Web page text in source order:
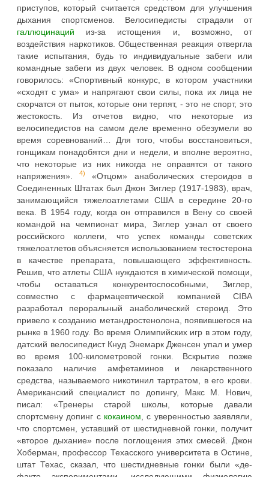
приступов, который считается средством для улучшения
дыхания спортсменов. Велосипедисты страдали от
галлюцинаций из-за истощения и, возможно, от
воздействия наркотиков. Общественная реакция отвергла
такие испытания, будь то индивидуальные забеги или
командные забеги из двух человек. В одном сообщении
говорилось: «Спортивный конкурс, в котором участники
«сходят с ума» и напрягают свои силы, пока их лица не
скорчатся от пыток, которые они терпят, - это не спорт, это
жестокость. Из отчетов видно, что некоторые из
велосипедистов на самом деле временно обезумели во
время соревнований… Для того, чтобы восстановиться,
гонщикам понадобятся дни и недели, и вполне вероятно,
что некоторые из них никогда не оправятся от такого
напряжения».4)
«Отцом» анаболических стероидов в
Соединенных Штатах был Джон Зиглер (1917-1983), врач,
занимающийся тяжелоатлетами США в середине 20-го
века. В 1954 году, когда он отправился в Вену со своей
командой на чемпионат мира, Зиглер узнал от своего
российского коллеги, что успех команды советских
тяжелоатлетов объясняется использованием тестостерона
в качестве препарата, повышающего эффективность.
Решив, что атлеты США нуждаются в химической помощи,
чтобы оставаться конкурентоспособными, Зиглер,
совместно с фармацевтической компанией CIBA
разработал пероральный анаболический стероид. Это
привело к созданию метандростенолона, появившегося на
рынке в 1960 году. Во время Олимпийских игр в этом году,
датский велосипедист Кнуд Энемарк Дженсен упал и умер
во время 100-километровой гонки. Вскрытие позже
показало наличие амфетаминов и лекарственного
средства, называемого никотинил тартратом, в его крови.
Американский специалист по допингу, Макс М. Нович,
писал: «Тренеры старой школы, которые давали
спортсмену допинг с кокаином , с уверенностью заявляли,
что спортсмен, уставший от шестидневной гонки, получит
«второе дыхание» после поглощения этих смесей. Джон
Хоберман, профессор Техасского университета в Остине,
штат Техас, сказал, что шестидневные гонки были «де-